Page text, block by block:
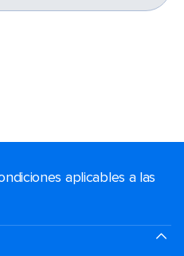
aplicables a las